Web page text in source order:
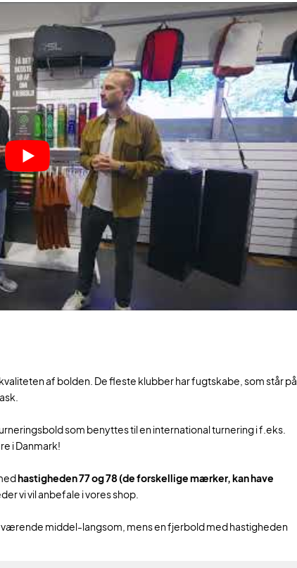
af bolden. De fleste klubber har fugtskabe, som står på
som benyttes til en international turnering i f.eks.
i Danmark!
hastigheden 77 og 78 (de forskellige mærker, kan have
vi vil anbefale i vores shop.
værende middel-langsom, mens en fjerbold med hastigheden